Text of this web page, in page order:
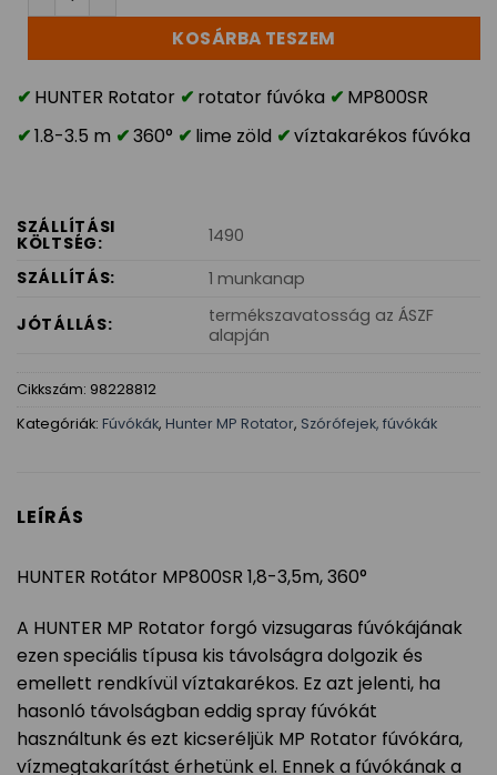
KOSÁRBA TESZEM
HUNTER Rotator rotator fúvóka
MP800SR
1.8-3.5 m
360° lime zöld víztakarékos fúvóka
SZÁLLÍTÁSI
KÖLTSÉG:
1490
SZÁLLÍTÁS:
1 munkanap
JÓTÁLLÁS:
termékszavatosság az ÁSZF
alapján
Cikkszám: 98228812
Kategóriák: Fúvókák, Hunter MP Rotator, Szórófejek, fúvókák
LEÍRÁS
HUNTER Rotátor MP800SR 1,8-3,5m, 360°
A HUNTER MP Rotator forgó vizsugaras fúvókájának
ezen speciális típusa kis távolságra dolgozik és
emellett rendkívül víztakarékos. Ez azt jelenti, ha
hasonló távolságban eddig spray fúvókát
használtunk és ezt kicseréljük MP Rotator fúvókára,
vízmegtakarítást érhetünk el. Ennek a fúvókának a